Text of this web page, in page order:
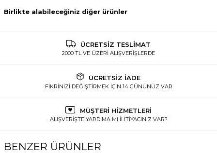
Birlikte alabileceğiniz diğer ürünler
ÜCRETSİZ TESLİMAT
2000 TL VE ÜZERİ ALIŞVERİŞLERDE
ÜCRETSİZ İADE
FİKRİNİZİ DEĞİŞTİRMEK İÇİN 14 GÜNÜNÜZ VAR
MÜŞTERİ HİZMETLERİ
ALIŞVERİŞTE YARDIMA MI İHTİYACINIZ VAR?
BENZER ÜRÜNLER